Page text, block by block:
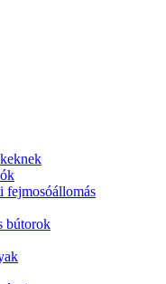
fejmosóállomás
bútorok